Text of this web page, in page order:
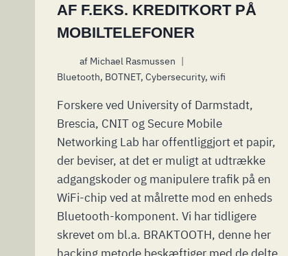
AF F.EKS. KREDITKORT PÅ
MOBILTELEFONER
af Michael Rasmussen
Bluetooth, BOTNET, Cybersecurity, wifi
Forskere ved University of Darmstadt,
Brescia, CNIT og Secure Mobile
Networking Lab har offentliggjort et papir,
der beviser, at det er muligt at udtrække
adgangskoder og manipulere trafik på en
WiFi-chip ved at målrette mod en enheds
Bluetooth-komponent. Vi har tidligere
skrevet om bl.a. BRAKTOOTH, denne her